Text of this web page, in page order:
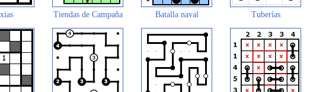
Tiendas de Campaña Batalla naval Tuberías